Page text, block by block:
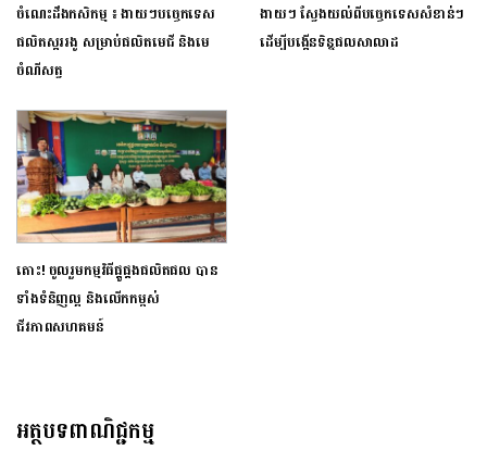
ចំណេះដឹងកសិកម្ម ៖ ងាយៗបច្ចេកទេស
ផលិតស្កររងូ សម្រាប់ផលិតមេជី និងមេ
ចំណីសត្វ
ងាយៗ ស្វែងយល់ពីបច្ចេកទេសសំខាន់ៗ
ដើម្បីបង្កើនទិន្នផលសាលាដ
តោះ! ចូលរួមកម្មវិធីផ្គូផ្គងផលិតផល បាន
ទាំងទំនិញល្អ និងលើកកម្ពស់
ជីវភាពសហគមន៍
អត្ថបទពាណិជ្ជកម្ម